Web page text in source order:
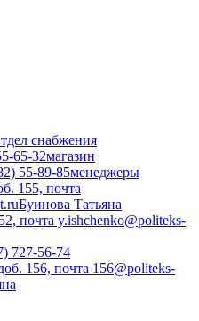
снабжения
65-32магазин
55-89-85менеджеры
155, почта
Буинова Татьяна
почта y.ishchenko@politeks-
727-56-74
156, почта 156@politeks-